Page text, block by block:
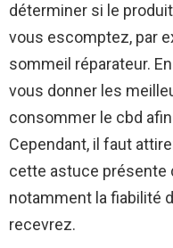
déterminer si le
vous escomptez, par
sommeil réparateur.
vous donner les
consommer le cbd
Cependant, il faut
cette astuce présente
notamment la fiabilité
recevrez.